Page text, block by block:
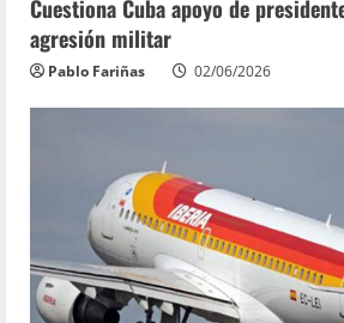
Cuestiona Cuba apoyo de
agresión militar
Pablo Fariñas 02/06/2026